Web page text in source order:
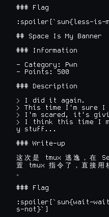
### Flag
:spoiler[`sun{less-
## Space Is My Banner
### Information
- Category: Pwn
- Points: 500
### Description
> I did it again.
> This time I'm sure I
> I'm scared, it's
> I think this time I
y stuff...
### Write-up
这 次 是 tmux 逃 逸 ， 在
置
tmux 指 令 了 ， 直 接 用
。
### Flag
:spoiler[`sun{wait-